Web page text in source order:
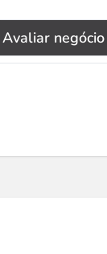
Avaliar negócio